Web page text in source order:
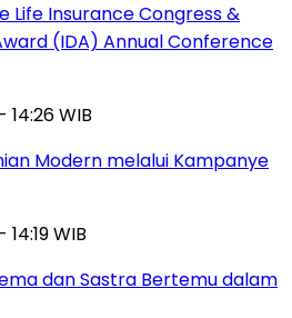
Life Insurance Congress &
(IDA) Annual Conference
WIB
Modern melalui Kampanye
WIB
dan Sastra Bertemu dalam